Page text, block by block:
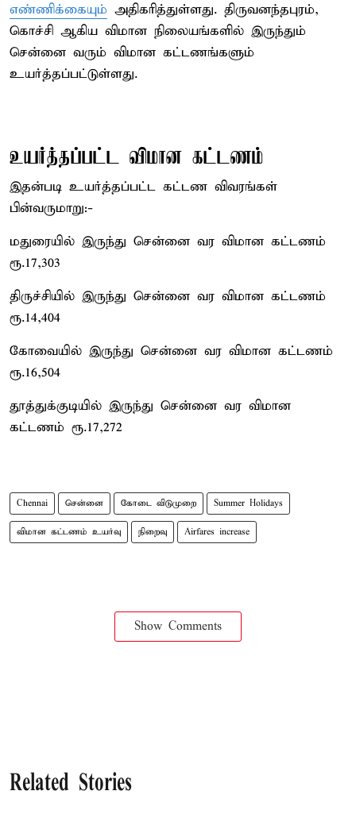
எண்ணிக்கையும் அதிகரித்துள்ளது. திருவனந்தபுரம்,
கொச்சி ஆகிய விமான நிலையங்களில் இருந்தும்
சென்னை வரும் விமான கட்டணங்களும்
உயர்த்தப்பட்டுள்ளது.
உயர்த்தப்பட்ட விமான கட்டணம்
இதன்படி உயர்த்தப்பட்ட கட்டண விவரங்கள்
பின்வருமாறு:-
மதுரையில் இருந்து சென்னை வர விமான கட்டணம்
ரூ.17,303
திருச்சியில் இருந்து சென்னை வர விமான கட்டணம்
ரூ.14,404
கோவையில் இருந்து சென்னை வர விமான கட்டணம்
ரூ.16,504
தூத்துக்குடியில் இருந்து சென்னை வர விமான
கட்டணம் ரூ.17,272
Chennai சென்னை கோடை விடுமுறை Summer Holidays
விமான கட்டணம் உயர்வு நிறைவு Airfares increase
Show Comments
Related Stories